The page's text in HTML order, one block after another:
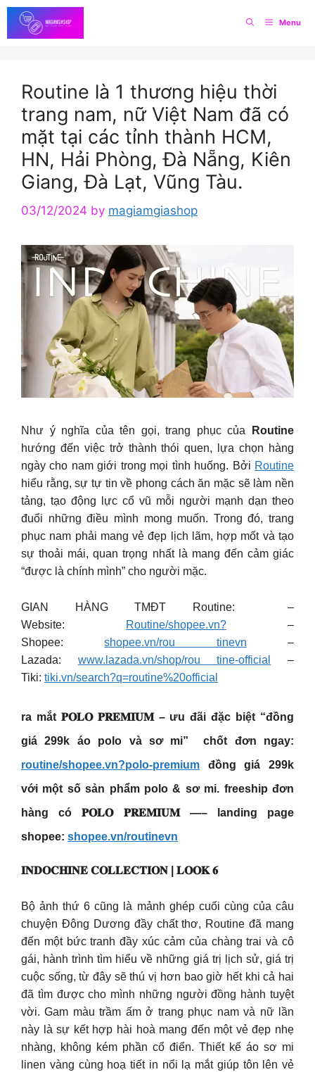
Skip
to
content
Menu
Routine là 1 thương hiệu thời
trang nam, nữ Việt Nam đã có
mặt tại các tỉnh thành HCM,
HN, Hải Phòng, Đà Nẵng, Kiên
Giang, Đà Lạt, Vũng Tàu.
03/12/2024 by magiamgiashop
Như ý nghĩa của tên gọi, trang phục của
Routine
hướng đến việc trở thành thói quen, lựa chọn hàng
ngày cho nam giới trong mọi tình huống. Bởi Routine
hiểu rằng, sự tự tin về phong cách ăn mặc sẽ làm nền
tảng, tạo động lực cổ vũ mỗi người mạnh dạn theo
đuổi những điều mình mong muốn. Trong đó, trang
phục nam phải mang vẻ đẹp lịch lãm, hợp mốt và tạo
sự thoải mái, quan trọng nhất là mang đến cảm giác
“được là chính mình” cho người mặc.
GIAN HÀNG TMĐT Routine: –
Website:
Routine/shopee.vn? –
Shopee:shopee.vn/rou tinevn –
Lazada: www.lazada.vn/shop/rou tine-official
–
Tiki: tiki.vn/search?q=routine%20official
ra mắt 𝐏𝐎𝐋𝐎 𝐏𝐑𝐄𝐌𝐈𝐔𝐌 – ưu đãi đặc biệt “đồng
giá 299k áo polo và sơ mi” ​ chốt đơn ngay:
routine/shopee.vn?polo-premium​ đồng giá 299k
với một số sản phẩm polo & sơ mi.​ freeship đơn
hàng có 𝐏𝐎𝐋𝐎 𝐏𝐑𝐄𝐌𝐈𝐔𝐌 —–​ landing page
shopee: shopee.vn/routinevn
𝐈𝐍𝐃𝐎𝐂𝐇𝐈𝐍𝐄 𝐂𝐎𝐋𝐋𝐄𝐂𝐓𝐈𝐎𝐍 | 𝐋𝐎𝐎𝐊 𝟔
Bộ ảnh thứ 6 cũng là mảnh ghép cuối cùng của câu
chuyện Đông Dương đầy chất thơ, Routine đã mang
đến một bức tranh đầy xúc cảm của chàng trai và cô
gái, hành trình tìm hiểu về những giá trị lịch sử, giá trị
cuộc sống, từ đây sẽ thú vị hơn bao giờ hết khi cả hai
đã tìm được cho mình những người đồng hành tuyệt
vời.​ Gam màu trầm ấm ở trang phục nam và nữ lần
này là sự kết hợp hài hoà mang đến một vẻ đẹp nhẹ
nhàng, không kém phần cổ điển. Thiết kế áo sơ mi
linen vàng cùng hoạ tiết in nổi lạ mắt giúp tôn lên vẻ